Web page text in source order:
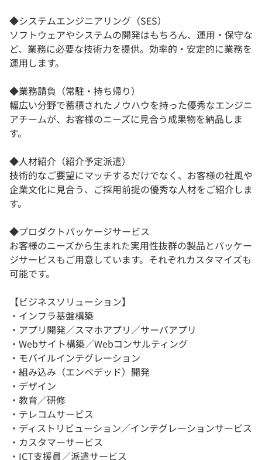
◆システムエンジニアリング（SES）
ソフトウェアやシステムの開発はもちろん、運用・保守な
ど、業務に必要な技術力を提供。効率的・安定的に業務を
運用します。
◆業務請負（常駐・持ち帰り）
幅広い分野で蓄積されたノウハウを持った優秀なエンジニ
アチームが、お客様のニーズに見合う成果物を納品しま
す。
◆人材紹介（紹介予定派遣）
技術的なご要望にマッチするだけでなく、お客様の社風や
企業文化に見合う、ご採用前提の優秀な人材をご紹介しま
す。
◆プロダクトパッケージサービス
お客様のニーズから生まれた実用性抜群の製品とパッケー
ジサービスもご用意しています。それぞれカスタマイズも
可能です。
【ビジネスソリューション】
・インフラ基盤構築
・アプリ開発／スマホアプリ／サーバアプリ
・Webサイト構築／Webコンサルティング
・モバイルインテグレーション
・組み込み（エンベデッド）開発
・デザイン
・教育／研修
・テレコムサービス
・ディストリビューション／インテグレーションサービス
・カスタマーサービス
・ICT支援員／派遣サービス